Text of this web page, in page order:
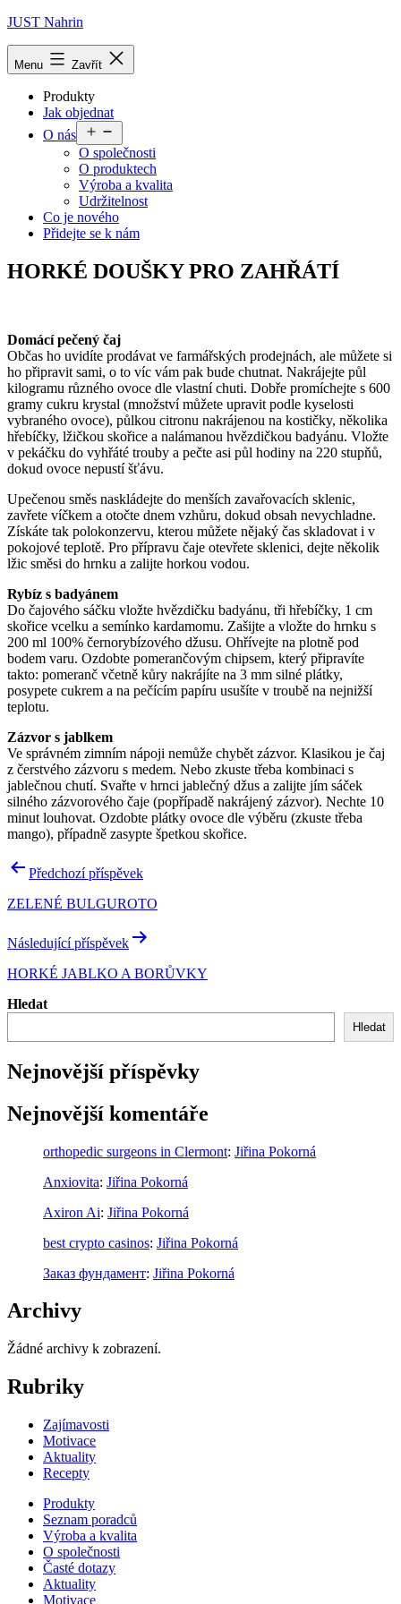
Přejít
JUST Nahrin
Menu Zavřít
Produkty
Jak objednat
O nás
menu
O společnosti
O produktech
Výroba a kvalita
Udržitelnost
Co je nového
Přidejte se k nám
HORKÉ DOUŠKY PRO ZAHŘÁTÍ
Domácí pečený čaj
Občas ho uvidíte prodávat ve farmářských prodejnách, ale můžete si
ho připravit sami, o to víc vám pak bude chutnat. Nakrájejte půl
kilogramu různého ovoce dle vlastní chuti. Dobře promíchejte s 600
gramy cukru krystal (množství můžete upravit podle kyselosti
vybraného ovoce), půlkou citronu nakrájenou na kostičky, několika
hřebíčky, lžičkou skořice a nalámanou hvězdičkou badyánu. Vložte
v pekáčku do vyhřáté trouby a pečte asi půl hodiny na 220 stupňů,
dokud ovoce nepustí šťávu.
Upečenou směs naskládejte do menších zavařovacích sklenic,
zavřete víčkem a otočte dnem vzhůru, dokud obsah nevychladne.
Získáte tak polokonzervu, kterou můžete nějaký čas skladovat i v
pokojové teplotě. Pro přípravu čaje otevřete sklenici, dejte několik
lžic směsi do hrnku a zalijte horkou vodou.
Rybíz s badyánem
Do čajového sáčku vložte hvězdičku badyánu, tři hřebíčky, 1 cm
skořice vcelku a semínko kardamomu. Zašijte a vložte do hrnku s
200 ml 100% černorybízového džusu. Ohřívejte na plotně pod
bodem varu. Ozdobte pomerančovým chipsem, který připravíte
takto: pomeranč včetně kůry nakrájíte na 3 mm silné plátky,
posypete cukrem a na pečícím papíru usušíte v troubě na nejnižší
teplotu.
Zázvor s jablkem
Ve správném zimním nápoji nemůže chybět zázvor. Klasikou je čaj
z čerstvého zázvoru s medem. Nebo zkuste třeba kombinaci s
jablečnou chutí. Svařte v hrnci jablečný džus a zalijte jím sáček
silného zázvorového čaje (popřípadě nakrájený zázvor). Nechte 10
minut louhovat. Ozdobte plátky ovoce dle výběru (zkuste třeba
mango), případně zasypte špetkou skořice.
Navigace
příspěvek
Předchozí příspěvek
ZELENÉ BULGUROTO
Následující příspěvek
HORKÉ JABLKO A BORŮVKY
Hledat
Hledat
Nejnovější příspěvky
Nejnovější komentáře
orthopedic surgeons in Clermont: Jiřina Pokorná
Anxiovita: Jiřina Pokorná
Axiron Ai: Jiřina Pokorná
best crypto casinos: Jiřina Pokorná
Заказ фундамент: Jiřina Pokorná
Archivy
Žádné archivy k zobrazení.
Rubriky
Zajímavosti
Motivace
Aktuality
Recepty
Produkty
Seznam poradců
Výroba a kvalita
O společnosti
Časté dotazy
Aktuality
Motivace